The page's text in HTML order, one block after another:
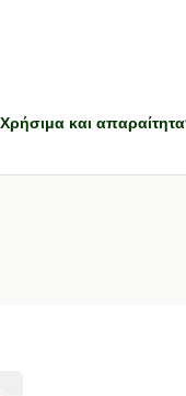
Χρήσιμα και απαραίτητα